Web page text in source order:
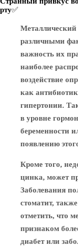
рту✅
различными
важность их
наиболее
воздействие
как
гипертонии.
в уровне
беременности
появлению
Кроме того,
цинка, может
Заболевания
стоматит,
отметить, что
признаком
диабет или